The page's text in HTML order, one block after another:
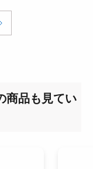
商品も見てい